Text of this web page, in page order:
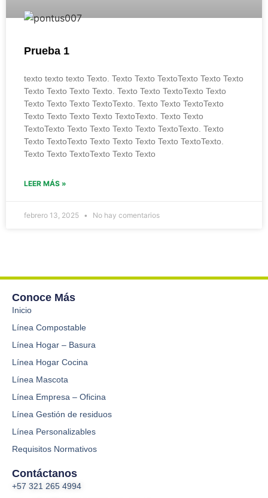
Prueba 1
texto texto texto Texto. Texto Texto TextoTexto Texto Texto
Texto Texto Texto Texto. Texto Texto TextoTexto Texto
Texto Texto Texto TextoTexto. Texto Texto TextoTexto
Texto Texto Texto Texto TextoTexto. Texto Texto
TextoTexto Texto Texto Texto Texto TextoTexto. Texto
Texto TextoTexto Texto Texto Texto Texto TextoTexto.
Texto Texto TextoTexto Texto Texto
LEER MÁS »
febrero 13, 2025 No hay comentarios
Conoce Más
Inicio
Línea Compostable
Línea Hogar – Basura
Línea Hogar Cocina
Línea Mascota
Línea Empresa – Oficina
Línea Gestión de residuos
Línea Personalizables
Requisitos Normativos
Contáctanos
+57 321 265 4994